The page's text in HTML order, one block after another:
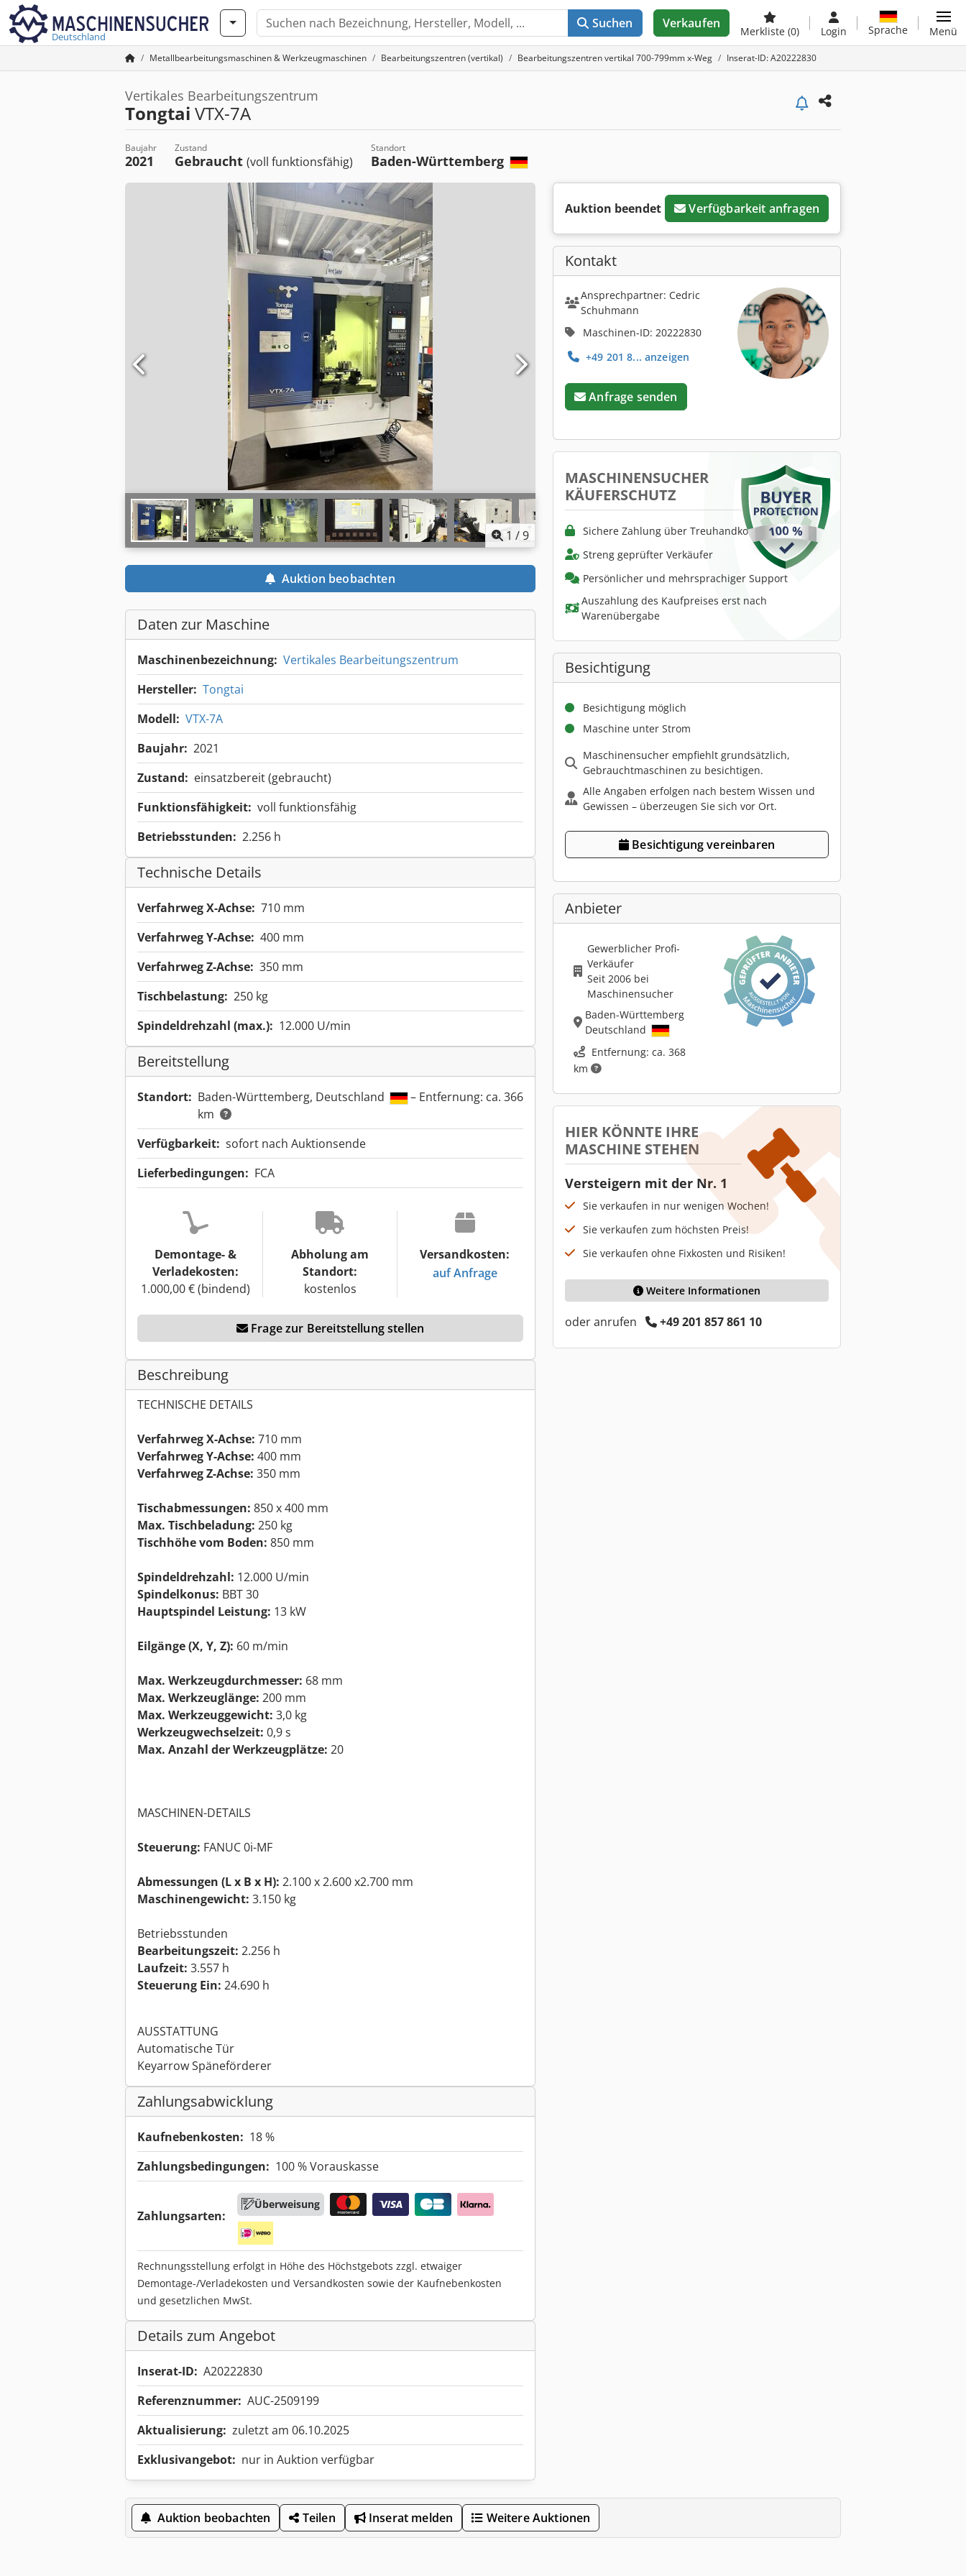
Deutschland
Suchen Verkaufen
Merkliste (0) Login Sprache Menü
Metallbearbeitungsmaschinen & Werkzeugmaschinen Bearbeitungszentren (vertikal) Bearbeitungszentren vertikal 700-799mm x-Weg Inserat-ID: A20222830
Vertikales Bearbeitungszentrum
Tongtai VTX-7A
Baujahr
2021
Zustand
Gebraucht (voll funktionsfähig)
Standort
Baden-Württemberg
1 /9
Auktion beobachten
Daten zur Maschine
Maschinenbezeichnung: Vertikales Bearbeitungszentrum
Hersteller: Tongtai
Modell: VTX-7A
Baujahr: 2021
Zustand: einsatzbereit (gebraucht)
Funktionsfähigkeit: voll funktionsfähig
Betriebsstunden: 2.256 h
Technische Details
Verfahrweg X-Achse: 710 mm
Verfahrweg Y-Achse: 400 mm
Verfahrweg Z-Achse: 350 mm
Tischbelastung: 250 kg
Spindeldrehzahl (max.): 12.000 U/min
Bereitstellung
Standort: Baden-Württemberg, Deutschland
– Entfernung: ca. 366
km
Verfügbarkeit: sofort nach Auktionsende
Lieferbedingungen: FCA
Demontage- &
Verladekosten:
1.000,00 € (bindend)
Abholung am
Standort:
kostenlos
Versandkosten:
auf Anfrage
Frage zur Bereitstellung stellen
Beschreibung
TECHNISCHE DETAILS
Verfahrweg X-Achse: 710 mm
Verfahrweg Y-Achse: 400 mm
Verfahrweg Z-Achse: 350 mm
Tischabmessungen: 850 x 400 mm
Max. Tischbeladung: 250 kg
Tischhöhe vom Boden: 850 mm
Spindeldrehzahl: 12.000 U/min
Spindelkonus: BBT 30
Hauptspindel Leistung: 13 kW
Eilgänge (X, Y, Z): 60 m/min
Max. Werkzeugdurchmesser: 68 mm
Max. Werkzeuglänge: 200 mm
Max. Werkzeuggewicht: 3,0 kg
Werkzeugwechselzeit: 0,9 s
Max. Anzahl der Werkzeugplätze: 20
MASCHINEN-DETAILS
Steuerung: FANUC 0i-MF
Abmessungen (L x B x H): 2.100 x 2.600 x2.700 mm
Maschinengewicht: 3.150 kg
Betriebsstunden
Bearbeitungszeit: 2.256 h
Laufzeit: 3.557 h
Steuerung Ein: 24.690 h
AUSSTATTUNG
Automatische Tür
Keyarrow Späneförderer
Zahlungsabwicklung
Kaufnebenkosten: 18 %
Zahlungsbedingungen: 100 % Vorauskasse
Zahlungsarten:
Überweisung
Rechnungsstellung erfolgt in Höhe des Höchstgebots zzgl. etwaiger
Demontage-/Verladekosten und Versandkosten sowie der Kaufnebenkosten
und gesetzlichen MwSt.
Details zum Angebot
Inserat-ID: A20222830
Referenznummer: AUC-2509199
Aktualisierung: zuletzt am 06.10.2025
Exklusivangebot: nur in Auktion verfügbar
Auktion beendet Verfügbarkeit anfragen
Kontakt
Ansprechpartner: Cedric
Schuhmann
Maschinen-ID: 20222830
+49 201 8... anzeigen
Anfrage senden
MASCHINENSUCHER
KÄUFERSCHUTZ
Sichere Zahlung über Treuhandkonto
Streng geprüfter Verkäufer
Persönlicher und mehrsprachiger Support
Auszahlung des Kaufpreises erst nach
Warenübergabe
Besichtigung
Besichtigung möglich
Maschine unter Strom
Maschinensucher empfiehlt grundsätzlich,
Gebrauchtmaschinen zu besichtigen.
Alle Angaben erfolgen nach bestem Wissen und
Gewissen – überzeugen Sie sich vor Ort.
Besichtigung vereinbaren
Anbieter
Gewerblicher Profi-
Verkäufer
Seit 2006 bei
Maschinensucher
Baden-Württemberg
Deutschland
Entfernung: ca. 368
km
HIER KÖNNTE IHRE
MASCHINE STEHEN
Versteigern mit der Nr. 1
Sie verkaufen in nur wenigen Wochen!
Sie verkaufen zum höchsten Preis!
Sie verkaufen ohne Fixkosten und Risiken!
Weitere Informationen
oder anrufen +49 201 857 861 10
Auktion beobachten Teilen Inserat melden Weitere Auktionen